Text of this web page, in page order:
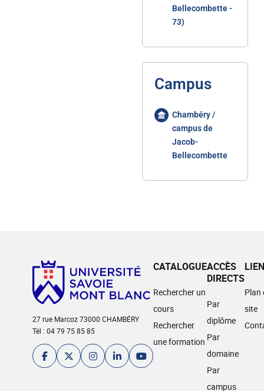
Bellecombette -
73)
Campus
Chambéry /
campus de
Jacob-
Bellecombette
27 rue Marcoz 73000 CHAMBÉRY
Tél : 04 79 75 85 85
CATALOGUE
Rechercher un
cours
Rechercher
une formation
ACCÈS
DIRECTS
Par
diplôme
Par
domaine
Par
campus
Plan
site